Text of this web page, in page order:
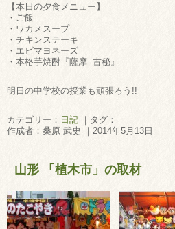
【本日の夕食メニュー】
・ご飯
・ワカメスープ
・チキンステーキ
・エビマヨネーズ
・本格芋焼酎『薩摩 古秘』
明日の中学校の授業も頑張ろう!!
カテゴリー： 日記 ｜タグ：
作成者：桑原 武史 ｜2014年5月13日
山形 「植木市」の取材